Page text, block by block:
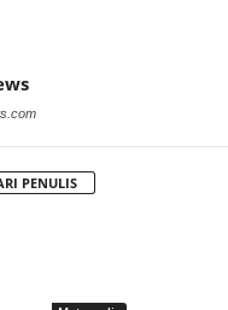
PENULIS